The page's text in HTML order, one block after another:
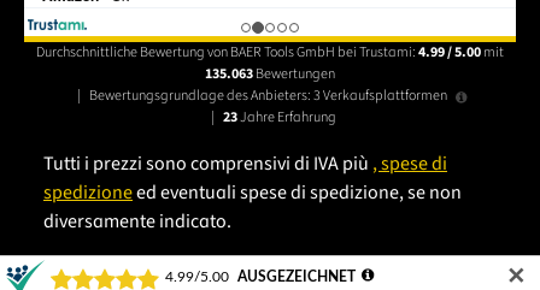
Durchschnittliche Bewertung von BAER Tools GmbH bei Trustami:4.99 / 5.00mit
135.063Bewertungen
| Bewertungsgrundlage des Anbieters: 3 Verkaufsplattformen
| 23Jahre Erfahrung
Tutti i prezzi sono comprensivi di IVA più , spese di
spedizioneed eventuali spese di spedizione, se non
diversamente indicato.
✕